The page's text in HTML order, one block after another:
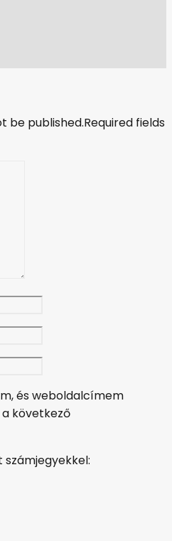
be published.Required fields
és weboldalcímem
következő
számjegyekkel: